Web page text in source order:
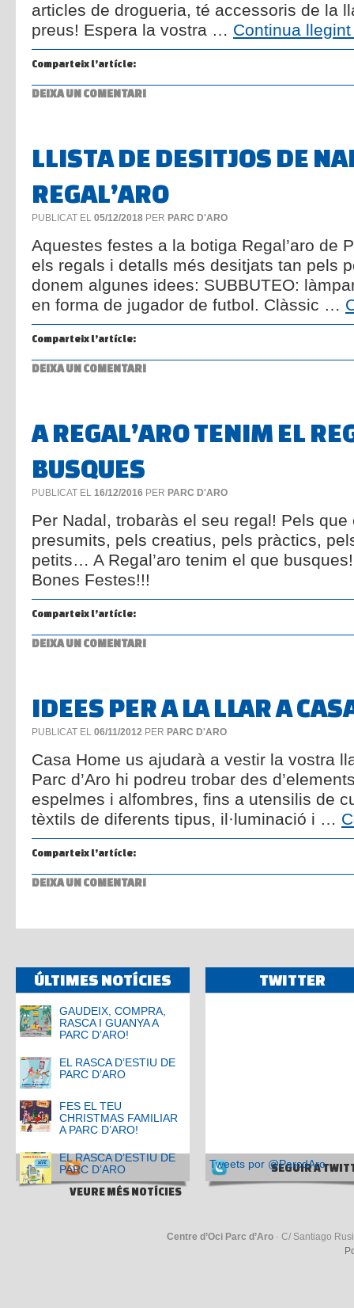
articles de drogueria, té accessoris de la
preus! Espera la vostra … Continua
Comparteix l’artícle:
DEIXA UN COMENTARI
LLISTA DE DESITJOS DE
REGAL’ARO
PUBLICAT EL 05/12/2018 PER PARC D'ARO
Aquestes festes a la botiga Regal’aro de
els regals i detalls més desitjats tan pels
donem algunes idees: SUBBUTEO:
en forma de jugador de futbol. Clàssic …
Comparteix l’artícle:
DEIXA UN COMENTARI
A REGAL’ARO TENIM EL
BUSQUES
PUBLICAT EL 16/12/2016 PER PARC D'ARO
Per Nadal, trobaràs el seu regal! Pels
presumits, pels creatius, pels pràctics,
petits… A Regal’aro tenim el que
Bones Festes!!!
Comparteix l’artícle:
DEIXA UN COMENTARI
IDEES PER A LA LLAR A
PUBLICAT EL 06/11/2012 PER PARC D'ARO
Casa Home us ajudarà a vestir la vostra
Parc d’Aro hi podreu trobar des
espelmes i alfombres, fins a utensilis de
tèxtils de diferents tipus, il·luminació i …
Comparteix l’artícle:
DEIXA UN COMENTARI
ÚLTIMES NOTÍCIES
GAUDEIX, COMPRA,
RASCA I GUANYA A
PARC D’ARO!
EL RASCA D’ESTIU DE
PARC D’ARO
FES EL TEU
CHRISTMAS FAMILIAR
A PARC D’ARO!
EL RASCA D’ESTIU DE
PARC D’ARO
VEURE MÉS NOTÍCIES
TWITTER
Tweets por @ParcdAro
SEGUIR A
Centre d’Oci Parc d’Aro· C/ Santiago